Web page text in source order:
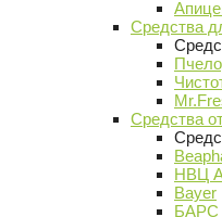
Средства
Средства
НВЦ
Bayer
БАРС